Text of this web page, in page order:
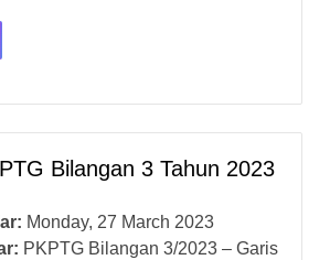
Bilangan 3 Tahun 2023
Monday, 27 March 2023
PKPTG Bilangan 3/2023 – Garis